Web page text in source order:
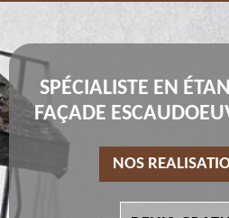
SPÉCIALISTE EN
FAÇADE
NOS